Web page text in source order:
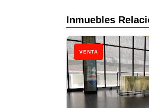
Inmuebles
VENTA